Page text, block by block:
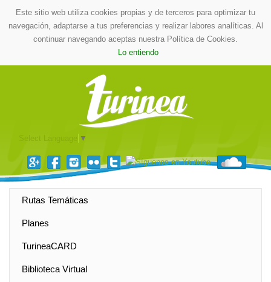
Este sitio web utiliza cookies propias y de terceros para optimizar tu
navegación, adaptarse a tus preferencias y realizar labores analíticas. Al
continuar navegando aceptas nuestra Política de Cookies.
Lo entiendo
▼
Rutas Temáticas
Planes
TurineaCARD
Biblioteca Virtual